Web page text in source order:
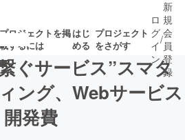
プロジェクトを掲
載するには
はじ
める
プロジェクト
をさがす
新着プロ募集終了が近いプ
ロ
グ
イ
ン
/
新
規
会
員
登
録
ぐサービス”スマタ
ング、Webサービス
開発費